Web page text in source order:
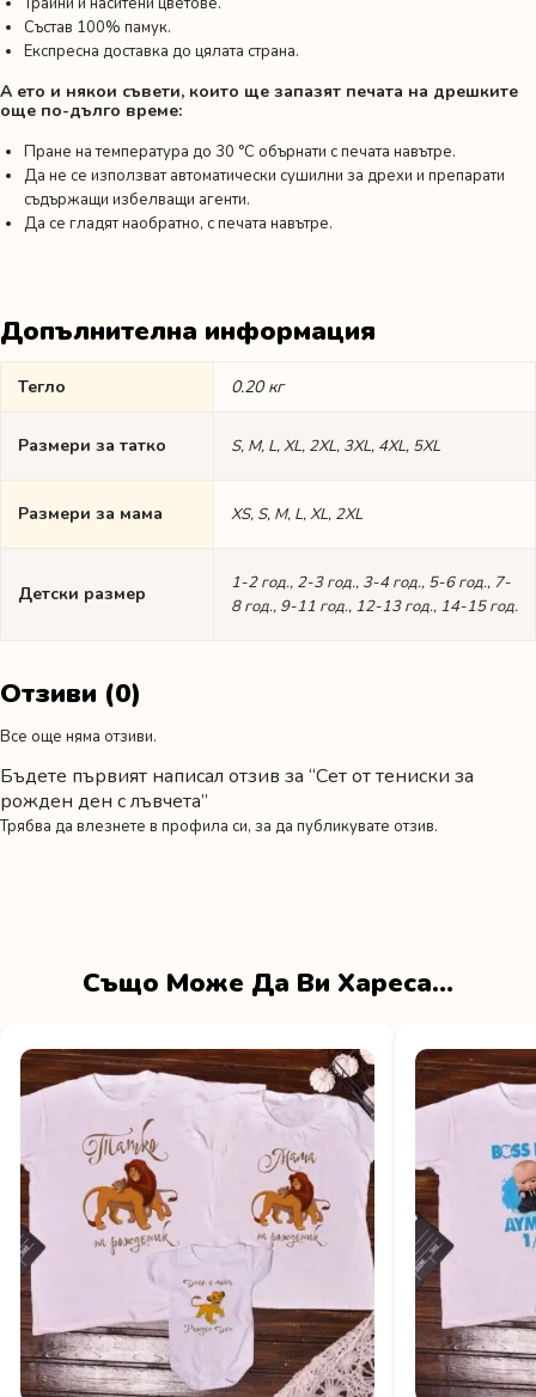
Състав 100% памук.
Експресна доставка до цялата страна.
А ето и някои съвети, които ще запазят печата на дрешките
още по-дълго време:
Пране на температура до 30 °C обърнати с печата навътре.
Да не се използват автоматически сушилни за дрехи и препарати
съдържащи избелващи агенти.
Да се гладят наобратно, с печата навътре.
Допълнителна информация
Тегло 0.20 кг
Размери за татко S, M, L, XL, 2XL, 3XL, 4XL, 5XL
Размери за мама XS, S, M, L, XL, 2XL
Детски размер
1-2 год., 2-3 год., 3-4 год., 5-6 год., 7-
8 год., 9-11 год., 12-13 год., 14-15 год.
Отзиви (0)
Все още няма отзиви.
Бъдете първият написал отзив за “Сет от тениски за
рожден ден с лъвчета”
Трябва да влезнете в профила си, за да публикувате отзив.
Също Може Да Ви Хареса…